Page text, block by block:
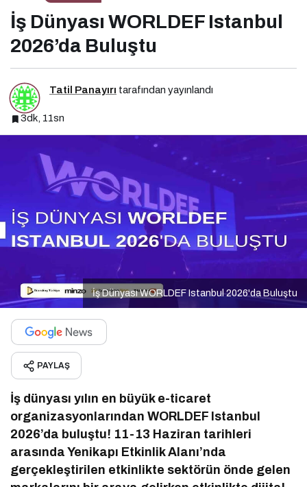
İş Dünyası WORLDEF Istanbul
2026’da Buluştu
Tatil Panayırı tarafından yayınlandı
3dk, 11sn
İş Dünyası WORLDEF Istanbul 2026'da Buluştu
PAYLAŞ
İş dünyası yılın en büyük e-ticaret
organizasyonlarından WORLDEF Istanbul
2026’da buluştu! 11-13 Haziran tarihleri
arasında Yenikapı Etkinlik Alanı’nda
gerçekleştirilen etkinlikte sektörün önde gelen